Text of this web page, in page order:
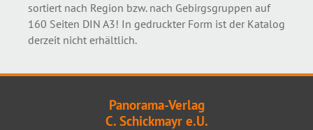
sortiert nach Region bzw. nach Gebirgsgruppen auf
160 Seiten DIN A3! In gedruckter Form ist der Katalog
derzeit nicht erhältlich.
Panorama-Verlag
C. Schickmayr e.U.